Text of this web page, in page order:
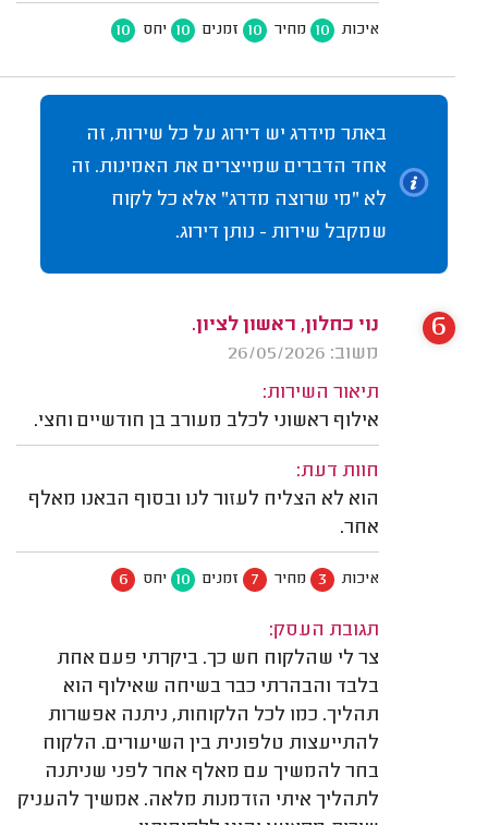
איכות 10 מחיר 10 זמנים 10 יחס 10
באתר מידרג יש דירוג על כל שירות, זה
אחד הדברים שמייצרים את האמינות. זה
לא "מי שרוצה מדרג" אלא כל לקוח
שמקבל שירות - נותן דירוג.
נוי כחלון, ראשון לציון.
משוב: 26/05/2026
תיאור השירות:
אילוף ראשוני לכלב מעורב בן חודשיים וחצי.
חוות דעת:
הוא לא הצליח לעזור לנו ובסוף הבאנו מאלף
אחר.
איכות 3 מחיר 7 זמנים 10 יחס 6
תגובת העסק:
צר לי שהלקוח חש כך. ביקרתי פעם אחת
בלבד והבהרתי כבר בשיחה שאילוף הוא
תהליך. כמו לכל הלקוחות, ניתנה אפשרות
להתייעצות טלפונית בין השיעורים. הלקוח
בחר להמשיך עם מאלף אחר לפני שניתנה
לתהליך איתי הזדמנות מלאה. אמשיך להעניק
6